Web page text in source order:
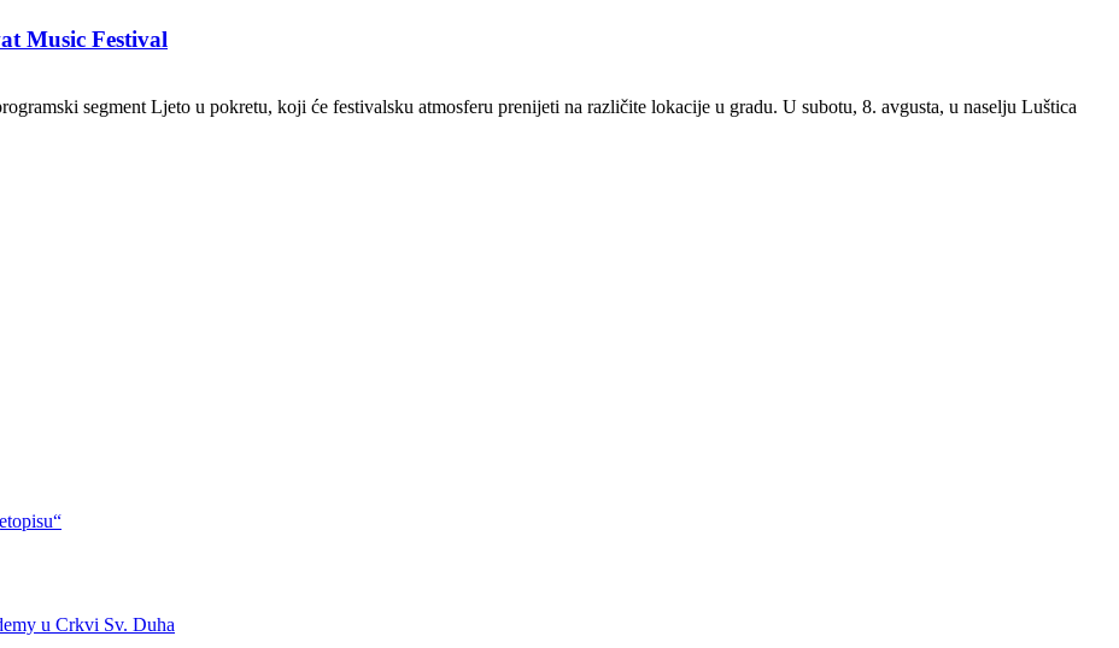
Music Festival
segment Ljeto u pokretu, koji će festivalsku atmosferu prenijeti na različite lokacije u gradu. U subotu, 8. avgusta, u naselju Luštica
u Crkvi Sv. Duha